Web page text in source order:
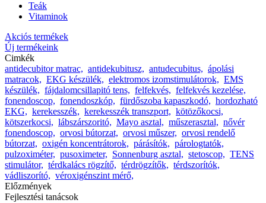
Teák
Vitaminok
Akciós termékek
Új termékeink
Cimkék
antidecubitor matrac, antidekubitusz, antudecubitus, ápolási
matracok, EKG készülék, elektromos izomstimulátorok, EMS
készülék, fájdalomcsillapitó tens, felfekvés, felfekvés kezelése,
fonendoscop, fonendoszkóp, fürdőszoba kapaszkodó, hordozható
EKG, kerekesszék, kerekesszék transzport, kötözőkocsi,
kötszerkocsi, lábszárszoritó, Mayo asztal, műszerasztal, nővér
fonendoscop, orvosi bútorzat, orvosi műszer, orvosi rendelő
bútorzat, oxigén koncentrátorok, párásítók, párologtatók,
pulzoximéter, pusoximeter, Sonnenburg asztal, stetoscop, TENS
stimulátor, térdkalács rögzítő, térdrögzítők, térdszorítók,
vádliszorító, véroxigénszint mérő,
Előzmények
Fejlesztési tanácsok